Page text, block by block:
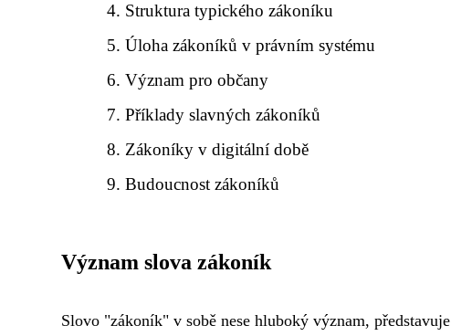
Struktura typického zákoníku
Úloha zákoníků v právním systému
Význam pro občany
Příklady slavných zákoníků
Zákoníky v digitální době
Budoucnost zákoníků
Význam slova zákoník
Slovo "zákoník" v sobě nese hluboký význam, představuje